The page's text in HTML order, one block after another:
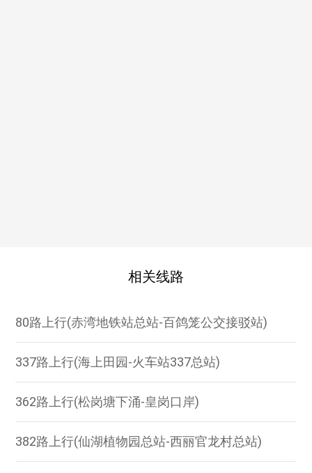
相关线路
80路上行(赤湾地铁站总站-百鸽笼公交接驳站)
337路上行(海上田园-火车站337总站)
362路上行(松岗塘下涌-皇岗口岸)
382路上行(仙湖植物园总站-西丽官龙村总站)